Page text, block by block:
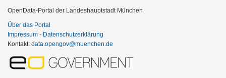
OpenData-Portal der Landeshauptstadt München
Über das Portal
Impressum - Datenschutzerklärung
Kontakt: data.opengov@muenchen.de